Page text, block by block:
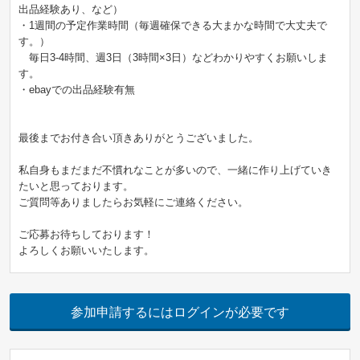
出品経験あり、など）
・1週間の予定作業時間（毎週確保できる大まかな時間で大丈夫で
す。）
毎日3-4時間、週3日（3時間×3日）などわかりやすくお願いしま
す。
・ebayでの出品経験有無
最後までお付き合い頂きありがとうございました。
私自身もまだまだ不慣れなことが多いので、一緒に作り上げていき
たいと思っております。
ご質問等ありましたらお気軽にご連絡ください。
ご応募お待ちしております！
よろしくお願いいたします。
参加申請するにはログインが必要です